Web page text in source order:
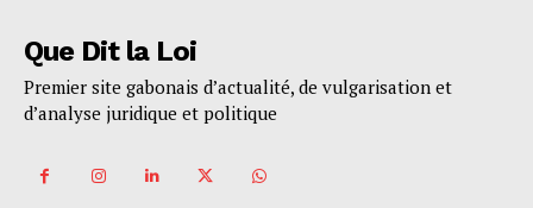
Que Dit la Loi
Premier site gabonais d’actualité, de vulgarisation et
d’analyse juridique et politique